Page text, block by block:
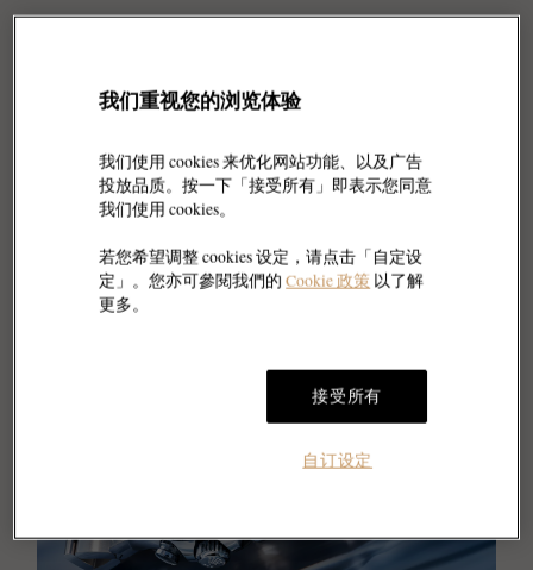
我们重视您的浏览体验
我们使用 cookies 来优化网站功能、以及广告
投放品质。按一下「接受所有」即表示您同意
我们使用 cookies。
若您希望调整 cookies 设定，请点击「自定设
定」。您亦可參閱我們的Cookie 政策 以了解
更多。
接受所有
自订设定